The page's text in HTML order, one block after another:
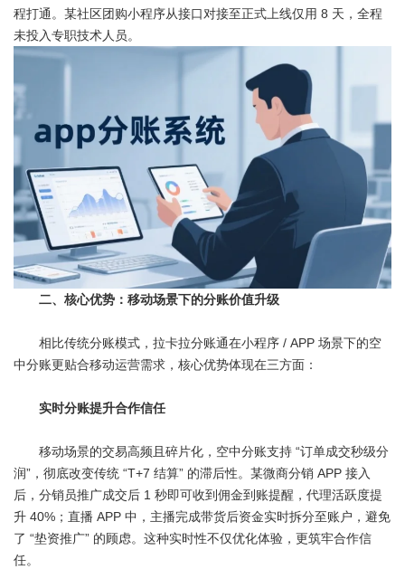
程打通。某社区团购小程序从接口对接至正式上线仅用 8 天，全程
未投入专职技术人员。
二、核心优势：移动场景下的分账价值升级
相比传统分账模式，拉卡拉分账通在小程序 / APP 场景下的空
中分账更贴合移动运营需求，核心优势体现在三方面：
实时分账提升合作信任
移动场景的交易高频且碎片化，空中分账支持 “订单成交秒级分
润”，彻底改变传统 “T+7 结算” 的滞后性。某微商分销 APP 接入
后，分销员推广成交后 1 秒即可收到佣金到账提醒，代理活跃度提
升 40%；直播 APP 中，主播完成带货后资金实时拆分至账户，避免
了 “垫资推广” 的顾虑。这种实时性不仅优化体验，更筑牢合作信
任。